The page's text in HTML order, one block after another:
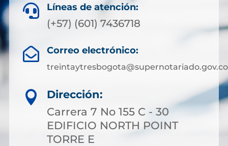
 Líneas de atención:
(+57) (601) 7436718
 Correo electrónico:
treintaytresbogota@supernotariado.gov.co

Dirección:
Carrera 7 No 155 C - 30
EDIFICIO NORTH POINT
TORRE E